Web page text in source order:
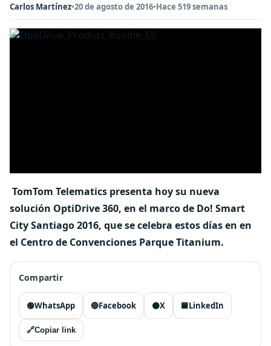
Carlos Martínez•20 de agosto de 2016•Hace 519 semanas
TomTom Telematics presenta hoy su nueva
solución OptiDrive 360, en el marco de Do! Smart
City Santiago 2016, que se celebra estos días en en
el Centro de Convenciones Parque Titanium.
Compartir
🟢WhatsApp 🔵Facebook ⚫X 🟦LinkedIn
🔗Copiar link